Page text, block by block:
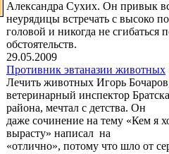
Александра Сухих. Он привык
неурядицы встречать с высоко
головой и никогда не сгибаться
обстоятельств.
29.05.2009
Противник эвтаназии животных
Лечить животных Игорь
ветеринарный инспектор
района, мечтал с детства. Он
даже сочинение на тему «Кем я
вырасту» написал на
«отлично», потому что шло от